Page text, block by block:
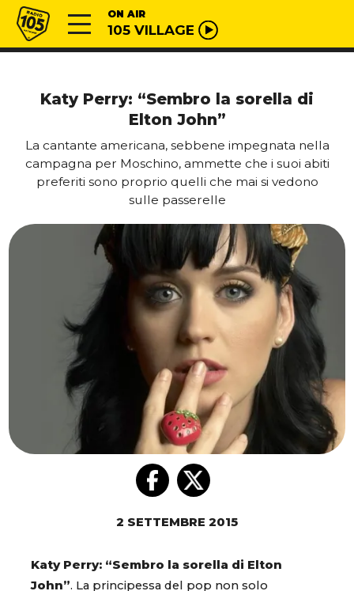
Vai al contenuto
Radio 105 ON AIR
105 VILLAGE
Katy Perry: “Sembro la sorella di
Elton John”
La cantante americana, sebbene impegnata nella
campagna per Moschino, ammette che i suoi abiti
preferiti sono proprio quelli che mai si vedono
sulle passerelle
2 SETTEMBRE 2015
Katy Perry: “Sembro la sorella di Elton
John”. La principessa del pop non solo